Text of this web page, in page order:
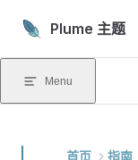
Skip to content
Plume 主题
Menu
首页 指南